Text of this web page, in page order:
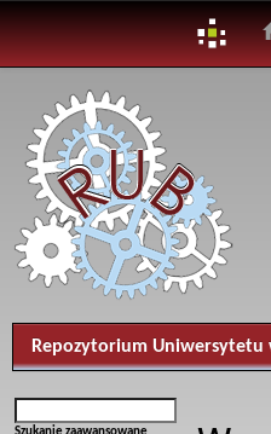
navigation
Repozytorium Uniwersytetu